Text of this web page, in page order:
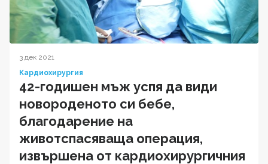
3 дек 2021
Кардиохирургия
42-годишен мъж успя да види
новороденото си бебе,
благодарение на
животспасяваща операция,
извършена от кардиохирургичния